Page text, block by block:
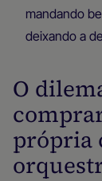
mandando
deixando a
O
própria